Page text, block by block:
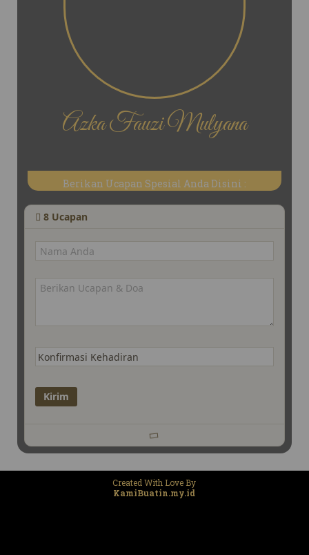
Azka Fauzi Mulyana
Berikan Ucapan Spesial Anda Disini :
8 Ucapan
Created With Love By
KamiBuatin.my.id